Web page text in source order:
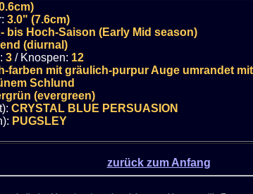
3.0" (7.6cm)
bis Hoch-Saison (Early Mid season)
(diurnal)
3 / Knospen: 12
farben mit gräulich-purpur Auge umrandet
Schlund
(evergreen)
CRYSTAL BLUE PERSUASION
PUGSLEY
zurück zum Anfang